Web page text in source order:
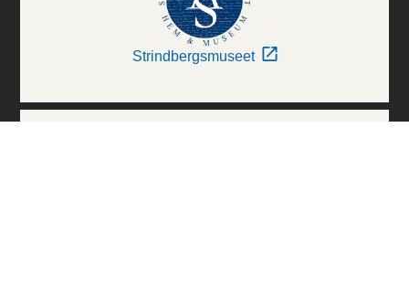
Strindbergsmuseet